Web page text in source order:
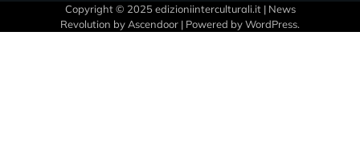
Copyright © 2025 edizioniinterculturali.it | News
Revolution by Ascendoor | Powered byWordPress.